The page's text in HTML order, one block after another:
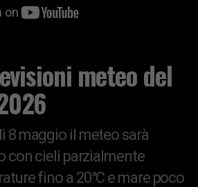
meteo del
8 maggio il meteo sarà
con cieli parzialmente
fino a 20°C e mare poco